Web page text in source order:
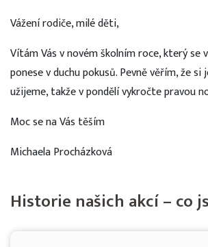
Vážení rodiče, milé děti,
Vítám Vás v novém školním roce, který se
ponese v duchu pokusů. Pevně věřím, že si
užijeme, takže v pondělí vykročte pravou
Moc se na Vás těším
Michaela Procházková
Historie našich akcí – co